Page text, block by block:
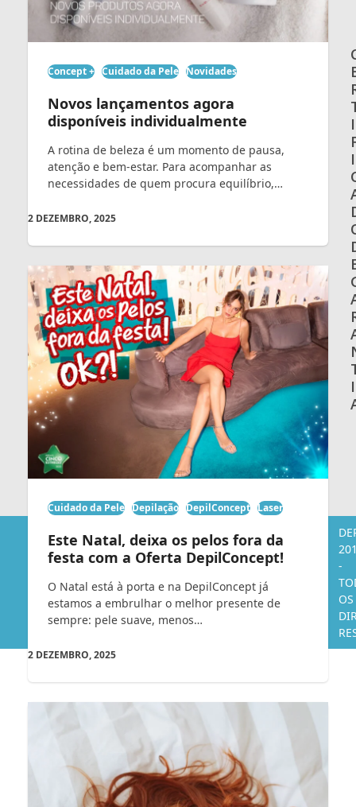
Concept + Cuidado da Pele Novidades
Novos lançamentos agora
disponíveis individualmente
A rotina de beleza é um momento de pausa,
atenção e bem-estar. Para acompanhar as
necessidades de quem procura equilíbrio,…
2 DEZEMBRO, 2025
Cuidado da Pele Depilação DepilConcept Laser
Este Natal, deixa os pelos fora da
festa com a Oferta DepilConcept!
O Natal está à porta e na DepilConcept já
estamos a embrulhar o melhor presente de
sempre: pele suave, menos…
2 DEZEMBRO, 2025
I
I
I
-
OS